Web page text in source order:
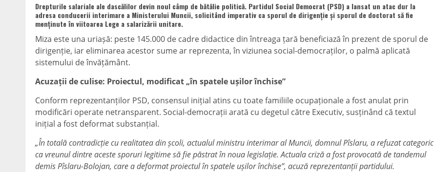
Drepturile salariale ale dascălilor devin noul câmp de bătălie politică. Partidul Social Democrat (PSD) a lansat un atac dur la
adresa conducerii interimare a Ministerului Muncii, solicitând imperativ ca sporul de dirigenție și sporul de doctorat să fie
menținute în viitoarea Lege a salarizării unitare.
Miza este una uriașă: peste 145.000 de cadre didactice din întreaga țară beneficiază în prezent de sporul de
dirigenție, iar eliminarea acestor sume ar reprezenta, în viziunea social-democraților, o palmă aplicată
sistemului de învățământ.
Acuzații de culise: Proiectul, modificat „în spatele ușilor închise”
Conform reprezentanților PSD, consensul inițial atins cu toate familiile ocupaționale a fost anulat prin
modificări operate netransparent. Social-democrații arată cu degetul către Executiv, susținând că textul
inițial a fost deformat substanțial.
„În totală contradicție cu realitatea din școli, actualul ministru interimar al Muncii, domnul Pîslaru, a refuzat categoric
ca vreunul dintre aceste sporuri legitime să fie păstrat în noua legislație. Actuala criză a fost provocată de tandemul
demis Pîslaru-Bolojan, care a deformat proiectul în spatele ușilor închise”, acuză reprezentanții partidului.